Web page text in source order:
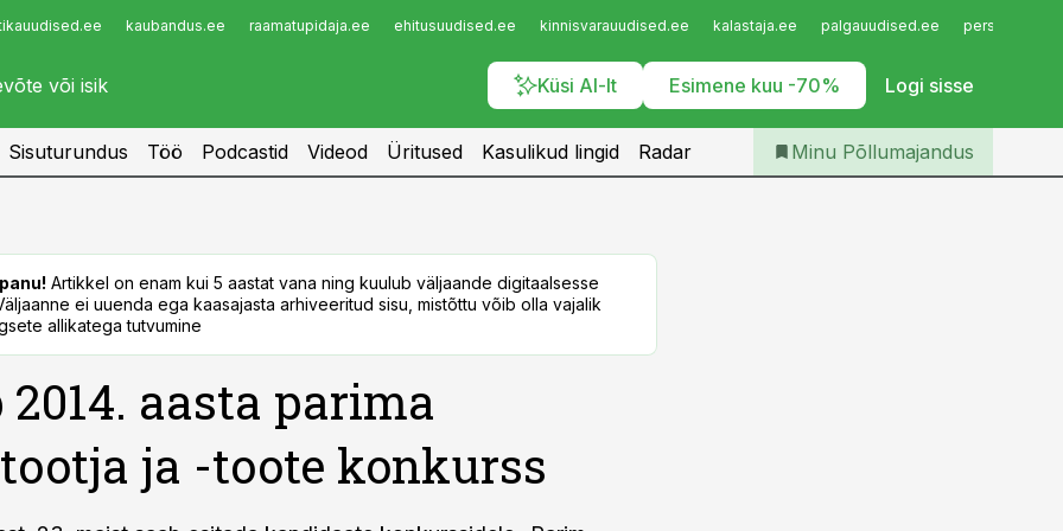
kaubandus.ee raamatupidaja.ee ehitusuudised.ee kinnisvarauudised.ee kalastaja.ee palgauudised.ee
Küsi AI-lt Esimene kuu -70% Logi sisse
Infopank
Iseteenindus
Telli Põllumajandus
Sisuturundus Töö Podcastid Videod Üritused Kasulikud lingid Radar Minu Põllumajandus
Artikkel on enam kui 5 aastat vana ning kuulub väljaande digitaalsesse
ei uuenda ega kaasajasta arhiveeritud sisu, mistõttu võib olla vajalik
allikatega tutvumine
aasta parima
ja -toote konkurss